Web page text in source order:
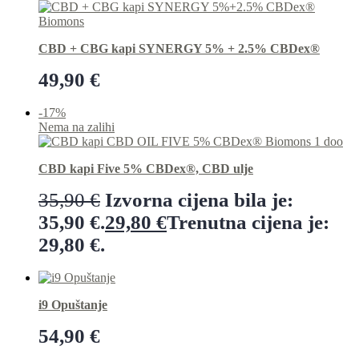
CBD + CBG kapi SYNERGY 5% + 2.5% CBDex®
49,90 €
-17%
Nema na zalihi
CBD kapi Five 5% CBDex®, CBD ulje
35,90€ Izvorna cijena bila je:
35,90 €.29,80 €Trenutna cijena je:
29,80 €.
i9 Opuštanje
54,90 €